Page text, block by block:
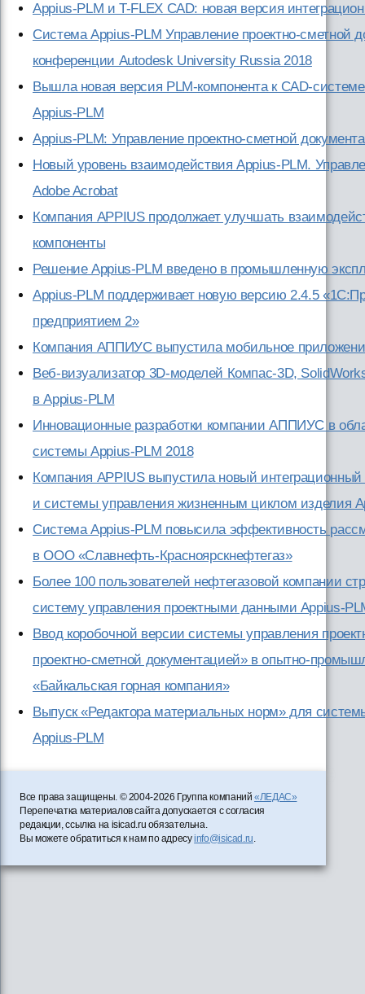
Appius-PLM и T-FLEX CAD: новая версия
Система Appius-PLM Управление проектно-сметной
конференции Autodesk University Russia 2018
Вышла новая версия PLM-компонента к CAD-
Appius-PLM
Appius-PLM: Управление проектно-сметной
Новый уровень взаимодействия Appius-PLM.
Adobe Acrobat
Компания APPIUS продолжает улучшать
компоненты
Решение Appius-PLM введено в промышленную
Appius-PLM поддерживает новую версию 2.4.5
предприятием 2»
Компания АППИУС выпустила мобильное
Веб-визуализатор 3D-моделей Компас-3D,
в Appius-PLM
Инновационные разработки компании АППИУС в
системы Appius-PLM 2018
Компания APPIUS выпустила новый
и системы управления жизненным циклом изделия
Система Appius-PLM повысила эффективность
в ООО «Славнефть-Красноярскнефтегаз»
Более 100 пользователей нефтегазовой компании
систему управления проектными данными Appius-
Ввод коробочной версии системы управления
проектно-сметной документацией» в опытно-
«Байкальская горная компания»
Выпуск «Редактора материальных норм» для
Appius-PLM
Все права защищены. © 2004-2026 Группа компаний«ЛЕДАС»
Перепечатка материалов сайта допускается с согласия
редакции, ссылка на isicad.ru обязательна.
Вы можете обратиться к нам по адресуinfo@isicad.ru.